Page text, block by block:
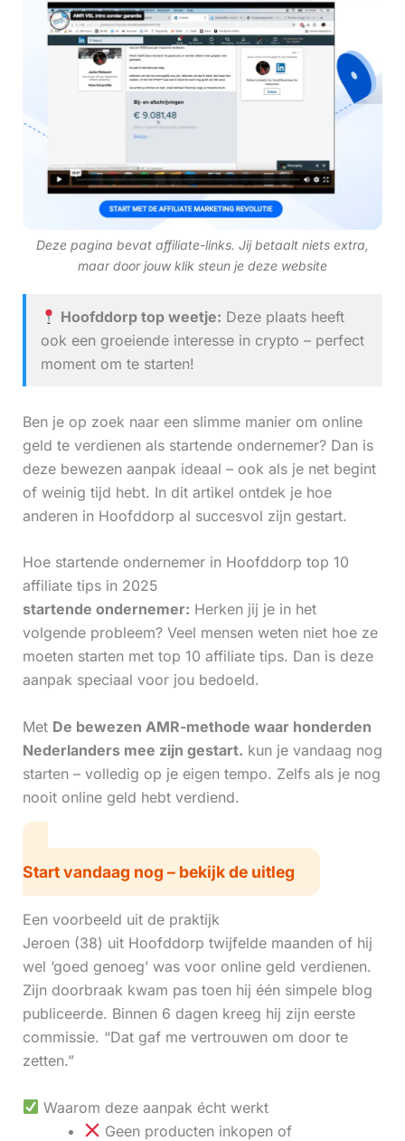
Deze pagina bevat affiliate-links. Jij betaalt niets extra,
maar door jouw klik steun je deze website
Hoofddorp top weetje: Deze plaats heeft
ook een groeiende interesse in crypto – perfect
moment om te starten!
Ben je op zoek naar een slimme manier om online
geld te verdienen als startende ondernemer? Dan is
deze bewezen aanpak ideaal – ook als je net begint
of weinig tijd hebt. In dit artikel ontdek je hoe
anderen in Hoofddorp al succesvol zijn gestart.
Hoe startende ondernemer in Hoofddorp top 10
affiliate tips in 2025
startende ondernemer: Herken jij je in het
volgende probleem? Veel mensen weten niet hoe ze
moeten starten met top 10 affiliate tips. Dan is deze
aanpak speciaal voor jou bedoeld.
Met De bewezen AMR-methode waar honderden
Nederlanders mee zijn gestart. kun je vandaag nog
starten – volledig op je eigen tempo. Zelfs als je nog
nooit online geld hebt verdiend.
Start vandaag nog – bekijk de uitleg
Een voorbeeld uit de praktijk
Jeroen (38) uit Hoofddorp twijfelde maanden of hij
wel ‘goed genoeg’ was voor online geld verdienen.
Zijn doorbraak kwam pas toen hij één simpele blog
publiceerde. Binnen 6 dagen kreeg hij zijn eerste
commissie. “Dat gaf me vertrouwen om door te
zetten.”
Waarom deze aanpak écht werkt
Geen producten inkopen of